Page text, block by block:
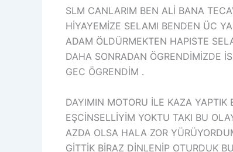
SLM CANLARIM BEN ALİ BANA
HİYAYEMİZE SELAMI BENDEN ÜC
ADAM ÖLDÜRMEKTEN HAPISTE
DAHA SONRADAN ÖGRENDİMİZDE
GEC ÖGRENDİM .
DAYIMIN MOTORU İLE KAZA
EŞCİNSELLİYİM YOKTU TAKI BU
AZDA OLSA HALA ZOR
GİTTİK BİRAZ DİNLENİP OTURDUK